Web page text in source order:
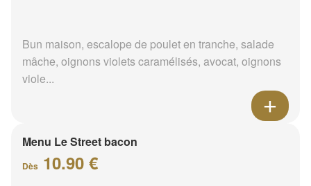
Bun maison, escalope de poulet en tranche, salade
mâche, oignons violets caramélisés, avocat, oignons
viole...
Menu Le Street bacon
Dès 10.90 €